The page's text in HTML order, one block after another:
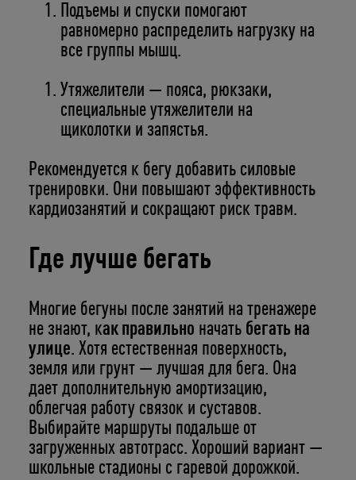
Подъемы и спуски помогают
равномерно распределить нагрузку на
все группы мышц.
Утяжелители — пояса, рюкзаки,
специальные утяжелители на
щиколотки и запястья.
Рекомендуется к бегу добавить силовые
тренировки. Они повышают эффективность
кардиозанятий и сокращают риск травм.
Где лучше бегать
Многие бегуны после занятий на тренажере
не знают, как правильно начать бегать на
улице. Хотя естественная поверхность,
земля или грунт — лучшая для бега. Она
дает дополнительную амортизацию,
облегчая работу связок и суставов.
Выбирайте маршруты подальше от
загруженных автотрасс. Хороший вариант —
школьные стадионы с гаревой дорожкой.